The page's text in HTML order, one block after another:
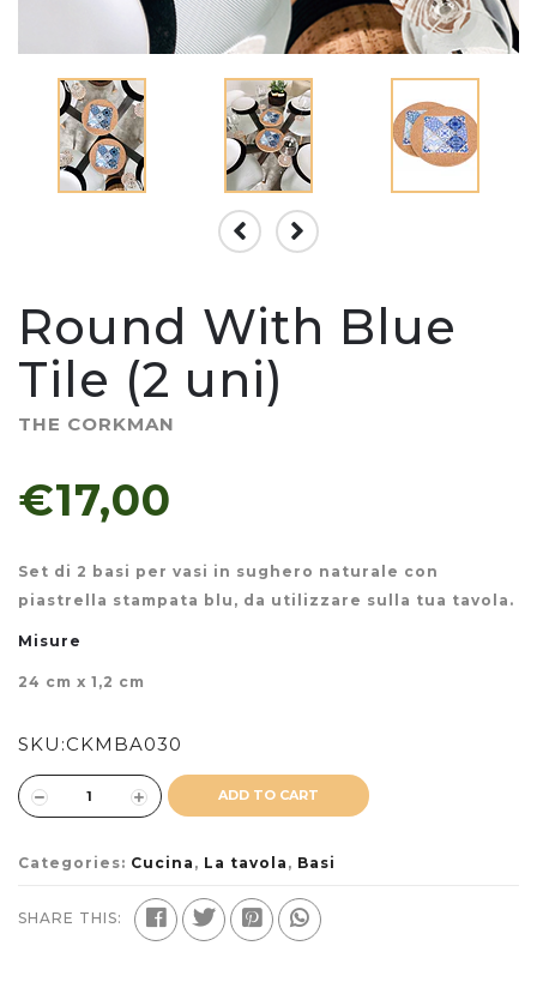
Round With Blue
Tile (2 uni)
THE CORKMAN
€17,00
Set di 2 basi per vasi in sughero naturale con
piastrella stampata blu, da utilizzare sulla tua tavola.
Misure
24 cm x 1,2 cm
SKU:CKMBA030
ADD TO CART
Categories: Cucina , La tavola , Basi
SHARE THIS: